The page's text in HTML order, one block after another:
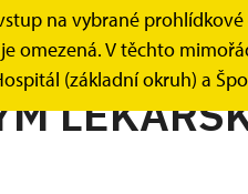
na vybrané
omezená. V těchto
(základní okruh) a
Kukský herbář -